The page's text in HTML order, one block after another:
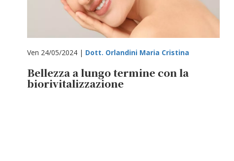
Ven 24/05/2024 | Dott. Orlandini Maria Cristina
Bellezza a lungo termine con la
biorivitalizzazione